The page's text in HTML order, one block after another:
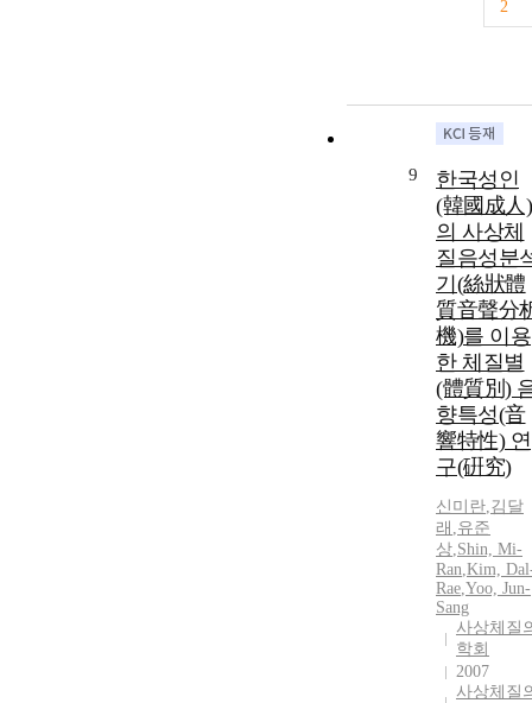
2
9
한국성인
(韓國成人)
의 사상체
질음성분
기(絲狀體
質音聲分
機)를 이용
한 체질별
(體質別)
향특성(音
響特性) 연
구(硏究)
신미란,김달
래 ,유준
상,Shin, Mi-
Ran,Kim,
Rae,Yoo, Jun-
Sang
사상체질
학회
2007
사상체질